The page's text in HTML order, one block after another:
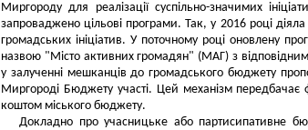
Миргороду для реалізації суспільно-значимих
запроваджено цільові програми. Так, у 2016 році
громадських ініціатив. У поточному році оновлену
назвою "Місто активних громадян" (МАГ) з
у залученні мешканців до громадського бюджету
Миргороді Бюджету участі. Цей механізм передбачає
коштом міського бюджету.
Докладно про учасницьке або партисипативне